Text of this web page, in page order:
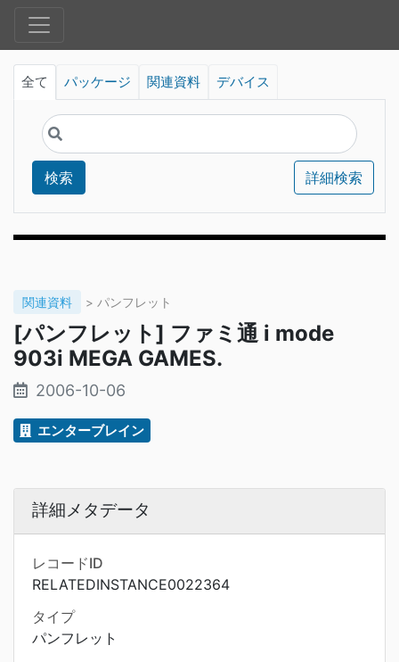
全て パッケージ 関連資料 デバイス
検索 詳細検索
関連資料 > パンフレット
[パンフレット] ファミ通 i mode
903i MEGA GAMES.
2006-10-06
エンターブレイン
詳細メタデータ
レコードID
RELATEDINSTANCE0022364
タイプ
パンフレット